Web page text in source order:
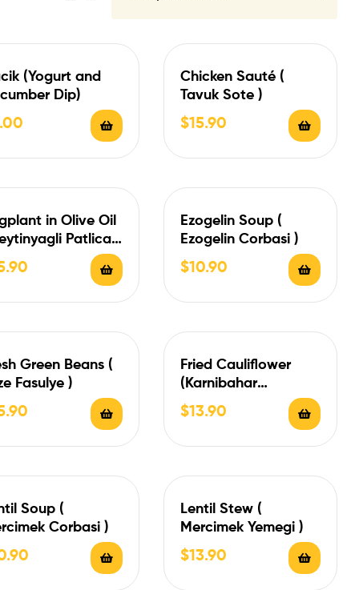
(Yogurt and
Dip)
Chicken Sauté (
Tavuk Sote )
$15.90
in Olive Oil
Patlican
Ezogelin Soup (
Ezogelin Corbasi )
$10.90
Green Beans (
Fasulye )
Fried Cauliflower
(Karnibahar
Kizartmasi)
$13.90
Soup (
Corbasi )
Lentil Stew (
Mercimek Yemegi )
$13.90